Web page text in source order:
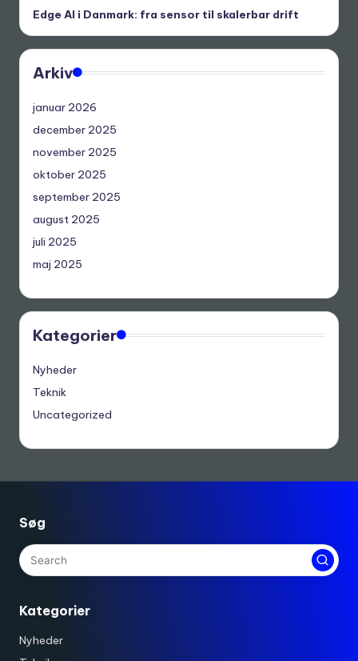
Edge AI i Danmark: fra sensor til skalerbar drift
Arkiv
januar 2026
december 2025
november 2025
oktober 2025
september 2025
august 2025
juli 2025
maj 2025
Kategorier
Nyheder
Teknik
Uncategorized
Søg
Kategorier
Nyheder